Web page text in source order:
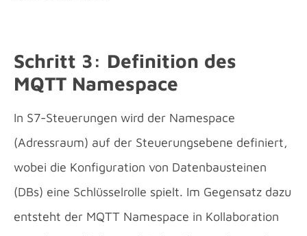
Schritt 3: Definition des
MQTT Namespace
In S7-Steuerungen wird der Namespace
(Adressraum) auf der Steuerungsebene definiert,
wobei die Konfiguration von Datenbausteinen
(DBs) eine Schlüsselrolle spielt. Im Gegensatz dazu
entsteht der MQTT Namespace in Kollaboration